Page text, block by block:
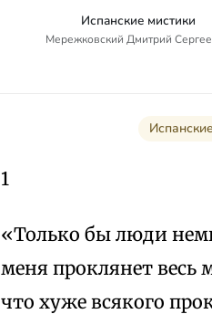
Испанские мистики
Мережковский Дмитрий
1
«Только бы люди
меня проклянет весь
что хуже всякого